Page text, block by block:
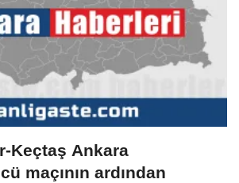
Keçtaş Ankara
maçının ardından